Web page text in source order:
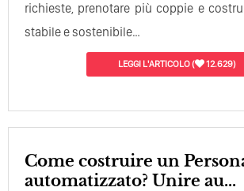
richieste, prenotare più coppie e
stabile e sostenibile…
LEGGI L'ARTICOLO( 12.629)
Come costruire un Personal Brand
automatizzato? Unire au...